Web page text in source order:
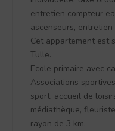
entretien compteur
ascenseurs,
Cet appartement est
Tulle.
Ecole primaire avec
Associations
sport, accueil de
médiathèque,
rayon de 3 km.